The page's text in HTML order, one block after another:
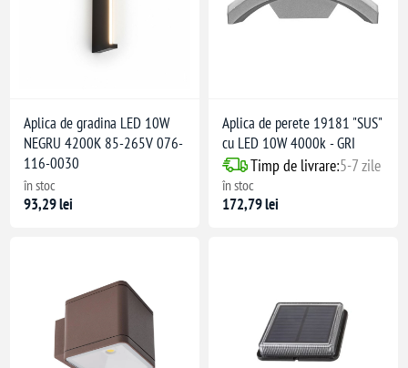
Aplica de gradina LED 10W
NEGRU 4200K 85-265V 076-
116-0030
în stoc
93,29 lei
Aplica de perete 19181 "SUS"
cu LED 10W 4000k - GRI
Timp de livrare:5-7 zile
în stoc
172,79 lei